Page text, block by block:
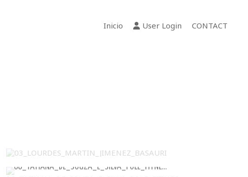
Inicio User Login CONTACT
06_TATIANA_DE_SOUZA_E_SILVA_POLE_FITNESS_SAN_FERNANDO